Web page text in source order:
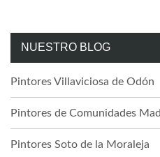
NUESTRO BLOG
Pintores Villaviciosa de Odón
Pintores de Comunidades
Pintores Soto de la Moraleja